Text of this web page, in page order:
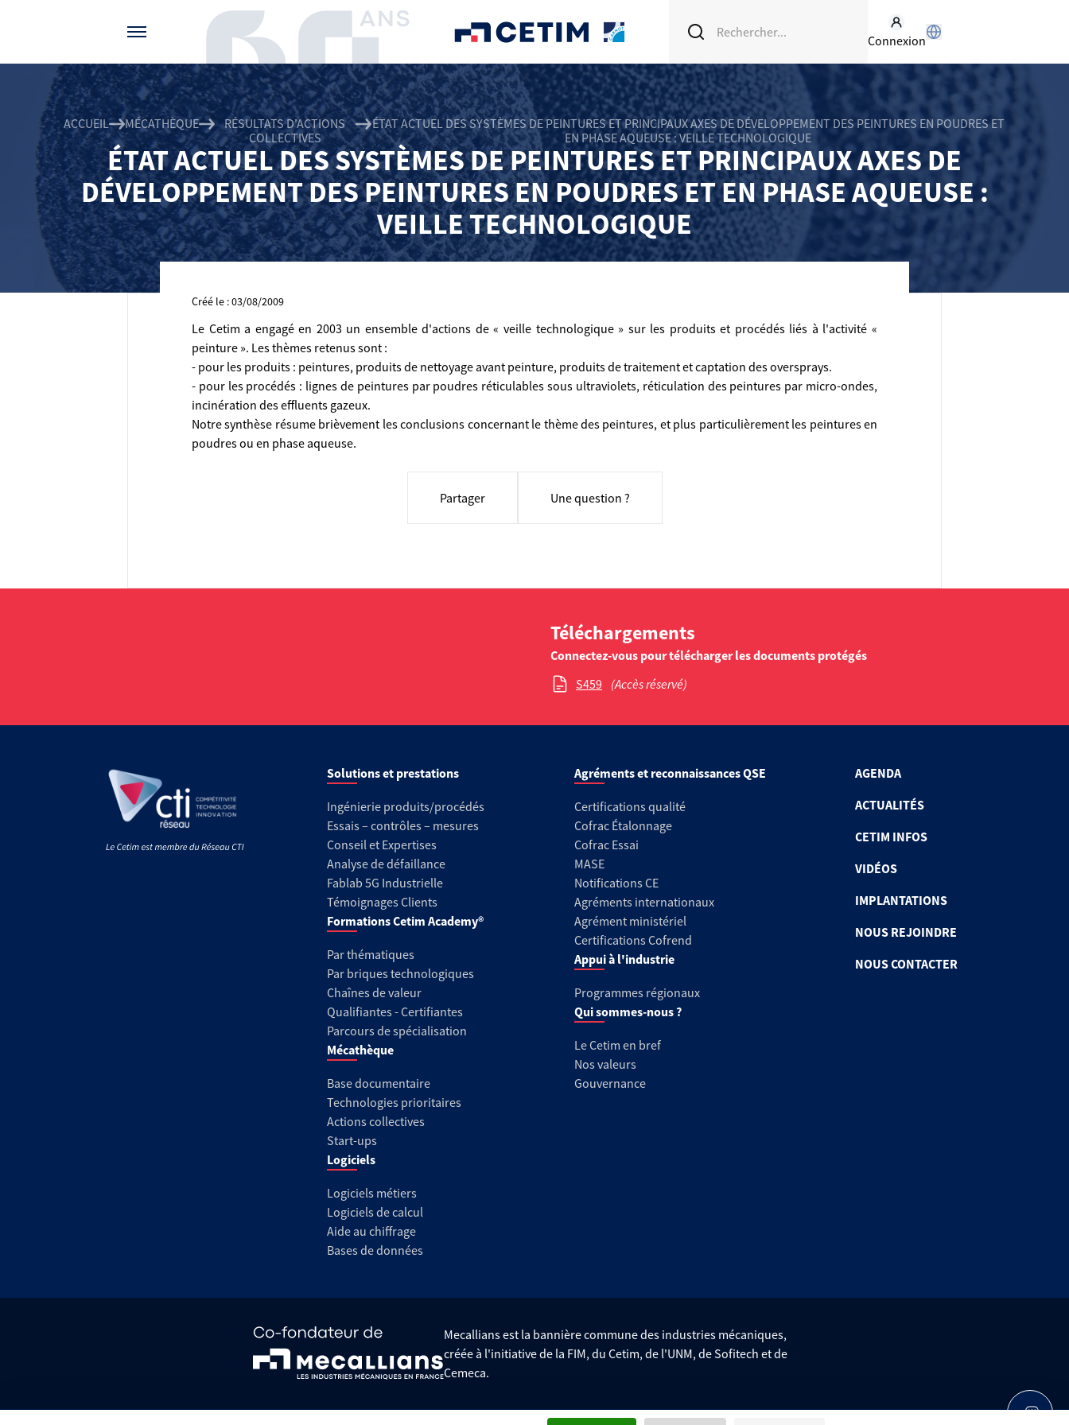
Connexion
ACCUEIL MÉCATHÈQUE
RÉSULTATS D'ACTIONS
COLLECTIVES
ÉTAT ACTUEL DES SYSTÈMES DE PEINTURES ET PRINCIPAUX AXES DE DÉVELOPPEMENT DES PEINTURES EN POUDRES ET
EN PHASE AQUEUSE : VEILLE TECHNOLOGIQUE
ÉTAT ACTUEL DES SYSTÈMES DE PEINTURES ET PRINCIPAUX AXES DE
DÉVELOPPEMENT DES PEINTURES EN POUDRES ET EN PHASE AQUEUSE :
VEILLE TECHNOLOGIQUE
Créé le : 03/08/2009
Le Cetim a engagé en 2003 un ensemble d'actions de « veille technologique » sur les produits et procédés liés à l'activité «
peinture ». Les thèmes retenus sont :
- pour les produits : peintures, produits de nettoyage avant peinture, produits de traitement et captation des oversprays.
- pour les procédés : lignes de peintures par poudres réticulables sous ultraviolets, réticulation des peintures par micro-ondes,
incinération des effluents gazeux.
Notre synthèse résume brièvement les conclusions concernant le thème des peintures, et plus particulièrement les peintures en
poudres ou en phase aqueuse.
Partager Une question ?
Téléchargements
Connectez-vous pour télécharger les documents protégés
S459 (Accès réservé)
Solutions et prestations
Ingénierie produits/procédés
Essais – contrôles – mesures
Conseil et Expertises
Analyse de défaillance
Fablab 5G Industrielle
Témoignages Clients
Formations Cetim Academy®
Par thématiques
Par briques technologiques
Chaînes de valeur
Qualifiantes - Certifiantes
Parcours de spécialisation
Mécathèque
Base documentaire
Technologies prioritaires
Actions collectives
Start-ups
Logiciels
Logiciels métiers
Logiciels de calcul
Aide au chiffrage
Bases de données
Agréments et reconnaissances QSE
Certifications qualité
Cofrac Étalonnage
Cofrac Essai
MASE
Notifications CE
Agréments internationaux
Agrément ministériel
Certifications Cofrend
Appui à l'industrie
Programmes régionaux
Qui sommes-nous ?
Le Cetim en bref
Nos valeurs
Gouvernance
AGENDA
ACTUALITÉS
CETIM INFOS
VIDÉOS
IMPLANTATIONS
NOUS REJOINDRE
NOUS CONTACTER
Mecallians est la bannière commune des industries mécaniques,
créée à l'initiative de la FIM, du Cetim, de l'UNM, de Sofitech et de
Cemeca.